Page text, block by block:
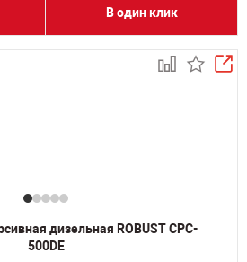
В один клик
дизельная ROBUST CPC-
500DE